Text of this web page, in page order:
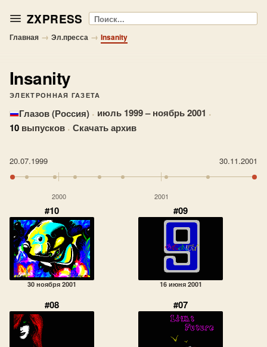
ZXPRESS Поиск
Главная → Эл.пресса → Insanity
Insanity
ЭЛЕКТРОННАЯ ГАЗЕТА
Глазов (Россия) · июль 1999 – ноябрь 2001 ·
10 выпусков · Скачать архив
20.07.1999 30.11.2001
2000 2001
#10
30 ноября 2001
#09
16 июня 2001
#08 #07